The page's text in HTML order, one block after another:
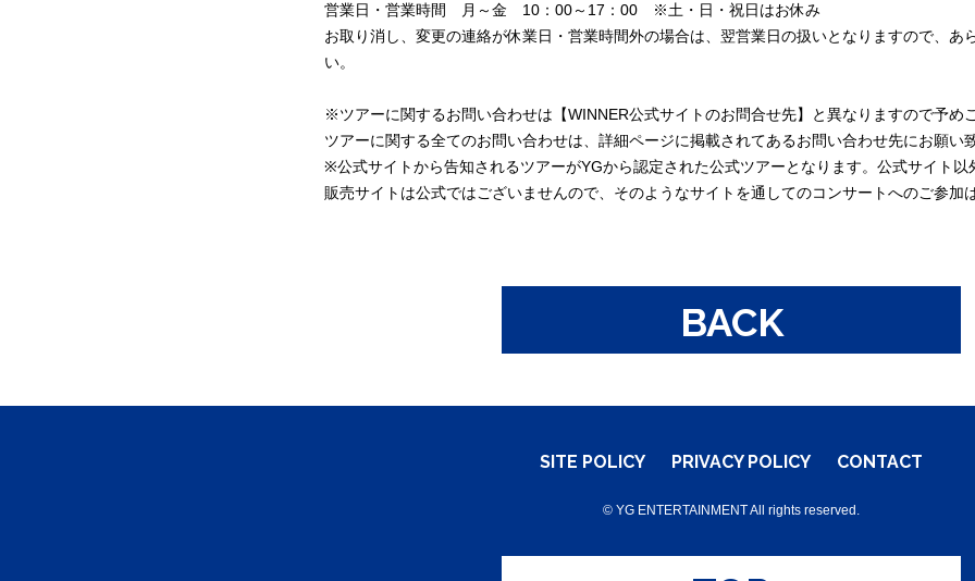
営業日・営業時間 月～金 10：00～17：00 ※土・日・祝日はお休み
お取り消し、変更の連絡が休業日・営業時間外の場合は、翌営業日の扱いとなりますので、あ
い。
※ツアーに関するお問い合わせは【WINNER公式サイトのお問合せ先】と異なりますので予め
ツアーに関する全てのお問い合わせは、詳細ページに掲載されてあるお問い合わせ先にお願い
※公式サイトから告知されるツアーがYGから認定された公式ツアーとなります。公式サイト以
販売サイトは公式ではございませんので、そのようなサイトを通してのコンサートへのご参加
BACK
SITE POLICY PRIVACY POLICY CONTACT
© YG ENTERTAINMENT All rights reserved.